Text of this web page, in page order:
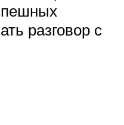
разговор с